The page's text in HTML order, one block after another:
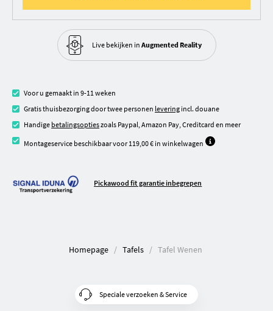
Live bekijken in Augmented Reality
Voor u gemaakt in 9-11 weken
Gratis thuisbezorging door twee personen levering incl. douane
Handige betalingsoptieszoals Paypal, Amazon Pay, Creditcard en meer
Montageservice beschikbaar voor 119,00 € in winkelwagen
Pickawood fit garantie inbegrepen
Homepage Tafels Tafel Wenen
Speciale verzoeken & Service